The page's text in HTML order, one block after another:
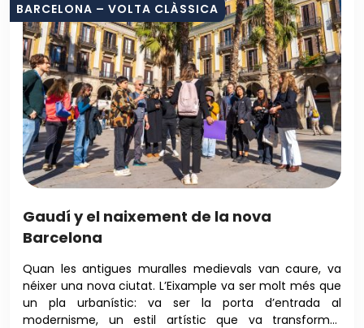
BARCELONA – VOLTA CLÀSSICA
Gaudí y el naixement de la nova
Barcelona
Quan les antigues muralles medievals van caure, va
néixer una nova ciutat. L’Eixample va ser molt més que
un pla urbanístic: va ser la porta d’entrada al
modernisme, un estil artístic que va transformar